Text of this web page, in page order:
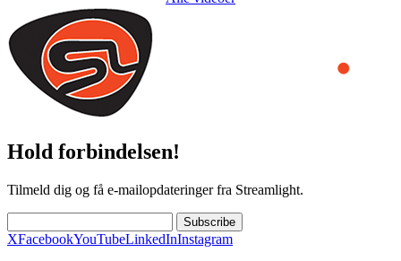
Hold forbindelsen!
Tilmeld dig og få e-mailopdateringer fra Streamlight.
Subscribe
XFacebookYouTubeLinkedInInstagram